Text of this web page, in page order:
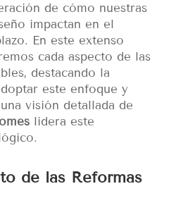
de cómo nuestras
impactan en el
En este extenso
cada aspecto de las
destacando la
este enfoque y
visión detallada de
lidera este
de las Reformas